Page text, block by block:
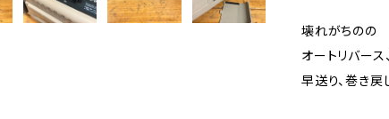
壊れがちのの
オートリバース
早送り、巻き戻